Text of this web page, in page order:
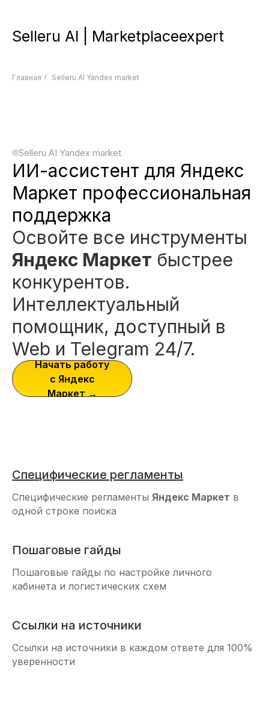
Selleru AI | Marketplaceexpert
Главная / Selleru AI Yandex market
Selleru AI Yandex market
ИИ-ассистент для Яндекс
Маркет профессиональная
поддержка
Освойте все инструменты
Яндекс Маркет быстрее
конкурентов.
Интеллектуальный
помощник, доступный в
Web и Telegram 24/7.
Начать работу
с Яндекс
Маркет →
Специфические регламенты
Специфические регламенты Яндекс Маркет в
одной строке поиска
Пошаговые гайды
Пошаговые гайды по настройке личного
кабинета и логистических схем
Ссылки на источники
Ссылки на источники в каждом ответе для 100%
уверенности